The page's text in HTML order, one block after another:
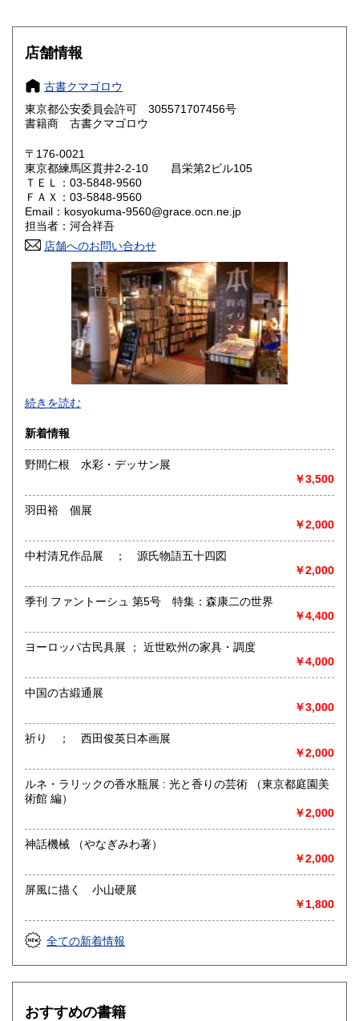
愛知県
滋賀県
大阪府 970円 兵庫県
奈良県
鳥取県 1,000円
岡山県
山口県
1,000円 愛媛県
1,000円 福岡県
1,000円 長崎県
宮崎県
沖縄県 1,000円
店舗情報
古書クマゴロウ
東京都公安委員会許可 305571707456号
書籍商 古書クマゴロウ
〒176-0021
東京都練馬区貫井2-2-10 昌栄第2ビル105
ＴＥＬ：03-5848-9560
ＦＡＸ：03-5848-9560
Email：kosyokuma-9560@grace.ocn.ne.jp
担当者：河合祥吾
店舗へのお問い合わせ
練馬区は西武池袋線「中村橋駅」降りてすぐの商店街に位置
誰でも気軽に入れて楽しめる、町の古本屋です。
役に立ったり立たなかったりするような、
楽しい本などをご用意してお待ちしております。
各種文庫・新書・漫画・小説・文学・歴史・民俗・音楽・映
画・美術・お料理・手芸・宗教・オカルト・その他色々、ジ
ャンル無用！
古本屋定番の店頭均一コーナーももちろん配備。
皆様の読書ライフをひっそりとお手伝い致します。
通勤通学の行き帰りに、お買い物のついでに、お散歩コース
の途中に、
お近くをお通りの際にはぜひとも遊びにいらして頂ければと
沿線名：西武池袋線
最寄駅：中村橋駅 改札を出て左側の商店街を直進2分、通り
営業時間：11～20時
定休日：月・火曜定休
お持ち込みの場合、店頭にて随時受付中です。
続きを読む
新着情報
野間仁根 水彩・デッサン展
￥3,500
羽田裕 個展
￥2,000
中村清兄作品展 ； 源氏物語五十四図
￥2,000
季刊 ファントーシュ 第5号 特集：森康二の世界
￥4,400
ヨーロッパ古民具展 ； 近世欧州の家具・調度
￥4,000
中国の古緞通展
￥3,000
祈り ； 西田俊英日本画展
￥2,000
ルネ・ラリックの香水瓶展 : 光と香りの芸術 （東京都庭園美
術館 編）
￥2,000
神話機械 （やなぎみわ著）
￥2,000
屏風に描く 小山硬展
￥1,800
全ての新着情報
おすすめの書籍